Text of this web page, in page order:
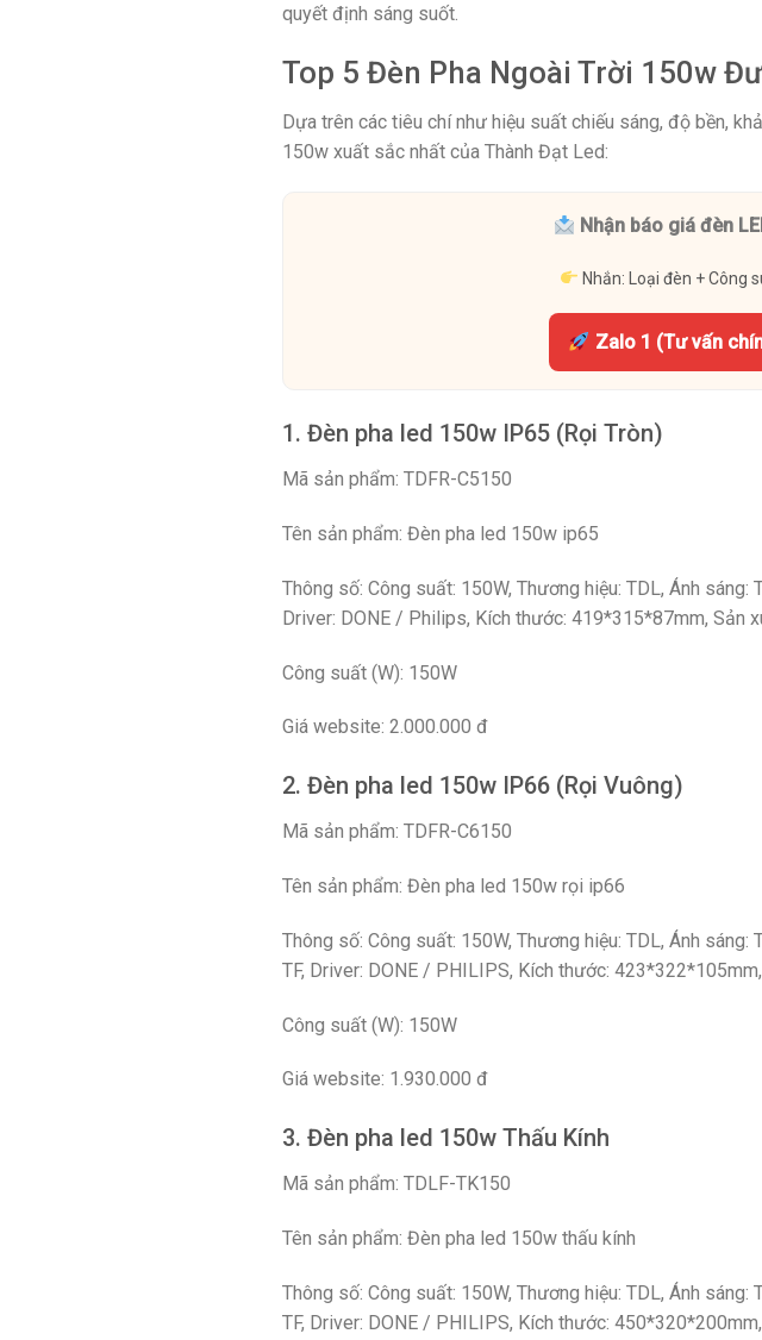
quyết định sáng suốt.
Top 5 Đèn Pha Ngoài Trời 150w
Dựa trên các tiêu chí như hiệu suất chiếu sáng, độ bền,
150w xuất sắc nhất của Thành Đạt Led:
Nhận báo giá đèn
Nhắn: Loại đèn + Công
Zalo 1 (Tư vấn
1. Đèn pha led 150w IP65 (Rọi Tròn)
Mã sản phẩm: TDFR-C5150
Tên sản phẩm: Đèn pha led 150w ip65
Thông số: Công suất: 150W, Thương hiệu: TDL, Ánh
Driver: DONE / Philips, Kích thước: 419*315*87mm, Sản
Công suất (W): 150W
Giá website: 2.000.000 đ
2. Đèn pha led 150w IP66 (Rọi Vuông)
Mã sản phẩm: TDFR-C6150
Tên sản phẩm: Đèn pha led 150w rọi ip66
Thông số: Công suất: 150W, Thương hiệu: TDL, Ánh
TF, Driver: DONE / PHILIPS, Kích thước:
Công suất (W): 150W
Giá website: 1.930.000 đ
3. Đèn pha led 150w Thấu Kính
Mã sản phẩm: TDLF-TK150
Tên sản phẩm: Đèn pha led 150w thấu kính
Thông số: Công suất: 150W, Thương hiệu: TDL, Ánh
TF, Driver: DONE / PHILIPS, Kích thước: